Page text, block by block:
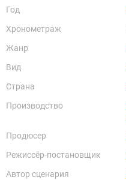
Год
Хронометраж
Жанр
Вид
Страна
Производство
Продюсер
Режиссёр-постановщик
Автор сценария